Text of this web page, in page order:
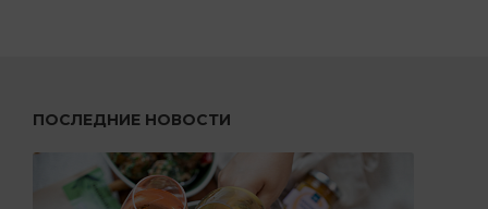
ПОСЛЕДНИЕ НОВОСТИ